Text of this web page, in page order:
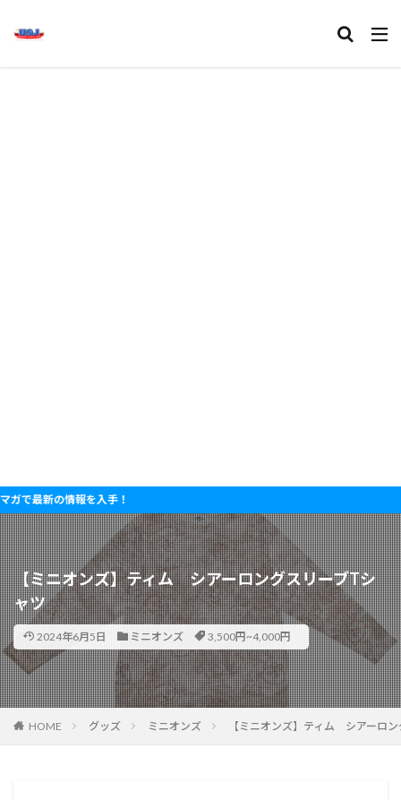
の情報を入手！
【ミニオンズ】ティム シアーロングスリーブTシ
ャツ
2024年6月5日 ミニオンズ 3,500円~4,000円
HOME グッズ ミニオンズ 【ミニオンズ】ティム シアーロ